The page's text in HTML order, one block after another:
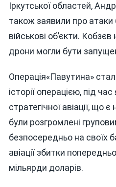
Іркутської областей,
також заявили про атаки
військові об’єкти.
дрони могли бути
Операція«Павутина»
історії операцією, під
стратегічної авіації, що
були розгромлені
безпосередньо на своїх
авіації збитки
мільярди доларів.